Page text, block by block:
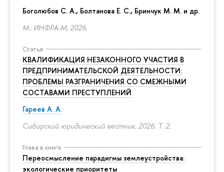
Боголюбов С. А., Болтанова Е. С., Бринчук М. М. и др.
М.: ИНФРА-М, 2026.
Статья
КВАЛИФИКАЦИЯ НЕЗАКОННОГО УЧАСТИЯ В
ПРЕДПРИНИМАТЕЛЬСКОЙ ДЕЯТЕЛЬНОСТИ:
ПРОБЛЕМЫ РАЗГРАНИЧЕНИЯ СО СМЕЖНЫМИ
СОСТАВАМИ ПРЕСТУПЛЕНИЙ
Гареев А. А.
Сибирский юридический вестник. 2026. Т. 2.
Глава в книге
Переосмысление парадигмы землеустройства:
экологические приоритеты